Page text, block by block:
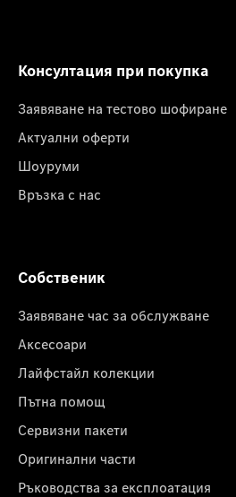
Консултация при покупка
Заявяване на тестово шофиране
Актуални оферти
Шоуруми
Връзка с нас
Собственик
Заявяване час за обслужване
Аксесоари
Лайфстайл колекции
Пътна помощ
Сервизни пакети
Оригинални части
Ръководства за експлоатация